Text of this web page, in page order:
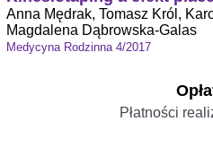
Anna Mędrak, Tomasz Król,
Magdalena Dąbrowska-Galas
Medycyna Rodzinna 4/2017
Płatności